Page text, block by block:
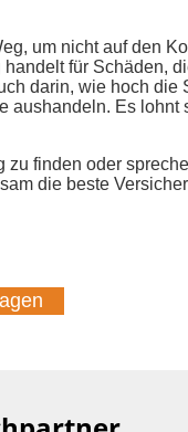
um nicht auf den
für Schäden,
darin, wie hoch
Es
finden oder
die beste